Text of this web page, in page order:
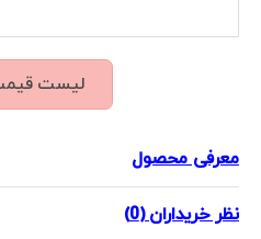
لیست
معرفی محصول
نظر خریداران (0)